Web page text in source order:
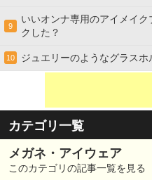
9
いいオンナ専用のアイメイ
クした？
10 ジュエリーのようなグラス
カテゴリ一覧
メガネ・アイウェア
このカテゴリの記事一覧を見る